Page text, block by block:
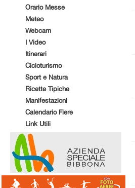
Orario Messe
Meteo
Webcam
I Video
Itinerari
Cicloturismo
Sport e Natura
Ricette Tipiche
Manifestazioni
Calendario Fiere
Link Utili